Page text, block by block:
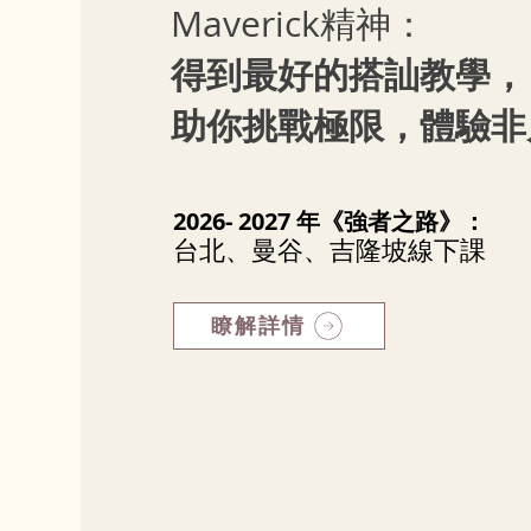
Maverick精神：
得到最好的搭訕教學，
助你挑戰極限，體驗
2026- 2027 年《強者之路》：
台北、曼谷、吉隆坡線下課
瞭解詳情